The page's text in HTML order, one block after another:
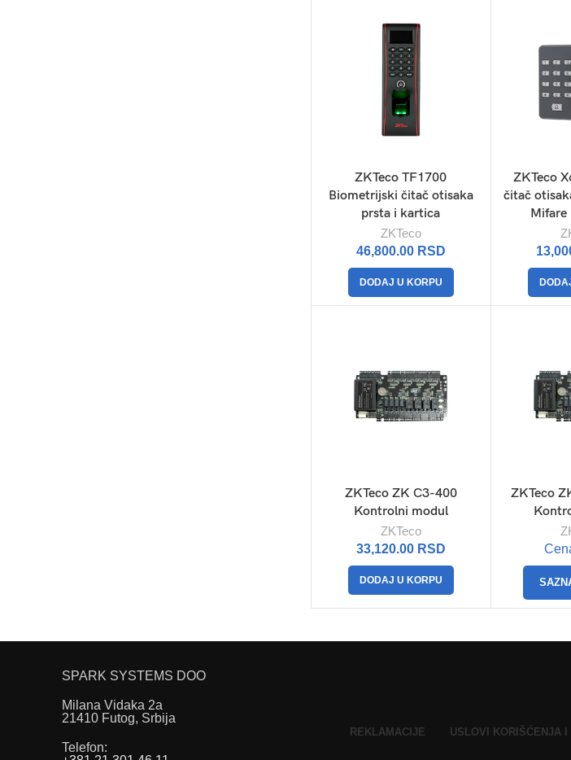
ZKTeco TF1700
Biometrijski čitač otisaka
prsta i kartica
ZKTeco
46,800.00 RSD
DODAJ U KORPU
ZKTeco
čitač
Mifare
ZKTeco ZK C3-400
Kontrolni modul
ZKTeco
33,120.00 RSD
DODAJ U KORPU
ZKTeco
SPARK SYSTEMS DOO
Milana Vidaka 2a
21410 Futog, Srbija
Telefon:
REKLAMACIJE USLOVI KORIŠĆENJA I